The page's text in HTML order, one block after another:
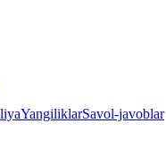
YangiliklarSavol-javoblar